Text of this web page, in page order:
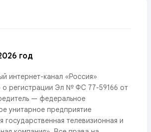
год
интернет-канал «Россия»
о регистрации Эл № ФС 77-59166 от
— федеральное
унитарное предприятие
государственная телевизионная и